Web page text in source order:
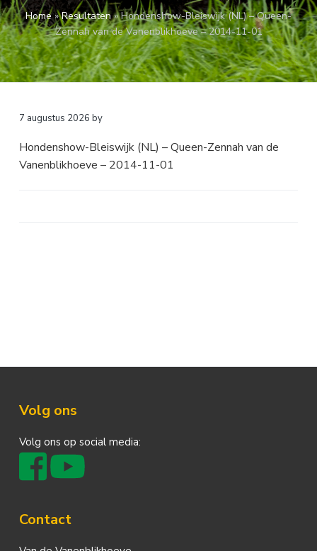
a
v
i
g
a
o
u
d
k
s
t
Home»Resultaten»Hondenshow-Bleiswijk (NL) – Queen-
Zennah van de Vanenblikhoeve – 2014-11-01
7 augustus 2026 by
Hondenshow-Bleiswijk (NL) – Queen-Zennah van de
Vanenblikhoeve – 2014-11-01
Footer
Volg ons
Volg ons op social media:
Contact